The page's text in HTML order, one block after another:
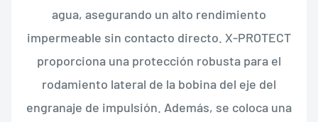
agua, asegurando un alto rendimiento
impermeable sin contacto directo. X-PROTECT
proporciona una protección robusta para el
rodamiento lateral de la bobina del eje del
engranaje de impulsión. Además, se coloca una